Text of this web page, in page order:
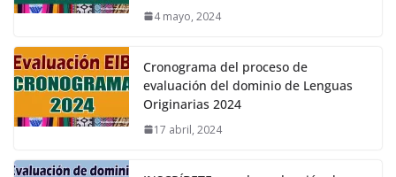
4 mayo, 2024
Cronograma del proceso de
evaluación del dominio de Lenguas
Originarias 2024
17 abril, 2024